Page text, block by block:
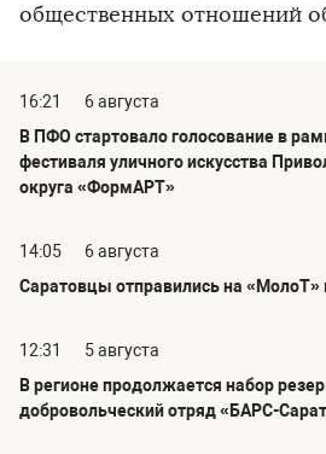
общественных отношений
16:21
6 августа
В ПФО стартовало голосование в
фестиваля уличного искусства
округа «ФормАРТ»
14:05
6 августа
Саратовцы отправились на
12:31
5 августа
В регионе продолжается набор
добровольческий отряд «БАРС-